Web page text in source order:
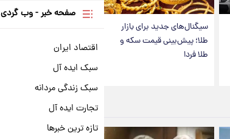
سیگنال‌های جدید برای بازار
طلا؛ پیش‌بینی قیمت سکه و
طلا فردا
صفحه خبر - وب گردی
اقتصاد ایران
سبک ایده آل
سبک زندگی مردانه
تجارت ایده آل
تازه ترین خبرها